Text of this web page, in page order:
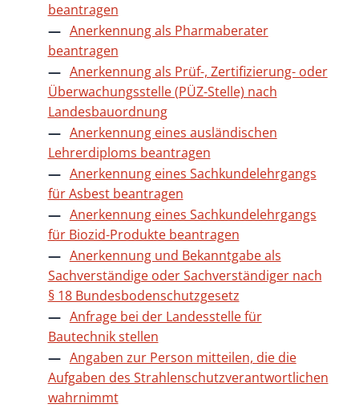
beantragen
Anerkennung als Pharmaberater
beantragen
Anerkennung als Prüf-, Zertifizierung- oder
Überwachungsstelle (PÜZ-Stelle) nach
Landesbauordnung
Anerkennung eines ausländischen
Lehrerdiploms beantragen
Anerkennung eines Sachkundelehrgangs
für Asbest beantragen
Anerkennung eines Sachkundelehrgangs
für Biozid-Produkte beantragen
Anerkennung und Bekanntgabe als
Sachverständige oder Sachverständiger nach
§ 18 Bundesbodenschutzgesetz
Anfrage bei der Landesstelle für
Bautechnik stellen
Angaben zur Person mitteilen, die die
Aufgaben des Strahlenschutzverantwortlichen
wahrnimmt